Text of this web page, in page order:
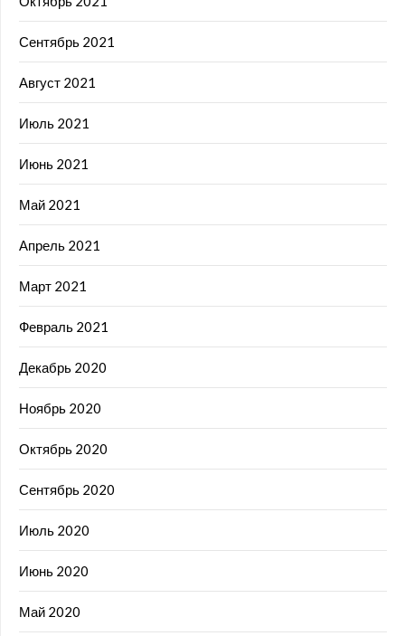
Сентябрь 2021
Август 2021
Июль 2021
Июнь 2021
Май 2021
Апрель 2021
Март 2021
Февраль 2021
Декабрь 2020
Ноябрь 2020
Октябрь 2020
Сентябрь 2020
Июль 2020
Июнь 2020
Май 2020